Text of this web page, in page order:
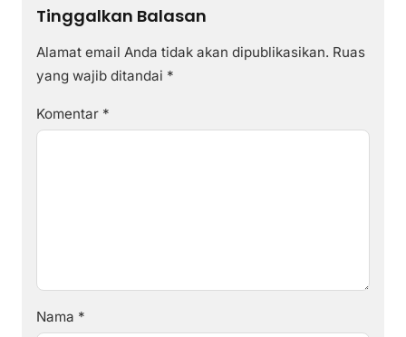
Tinggalkan Balasan
Alamat email Anda tidak akan dipublikasikan. Ruas
yang wajib ditandai *
Komentar *
Nama *